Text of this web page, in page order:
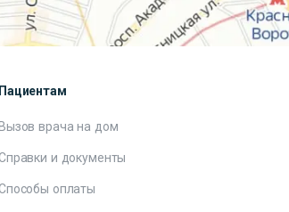
Пациентам
Вызов врача на дом
и документы
оплаты